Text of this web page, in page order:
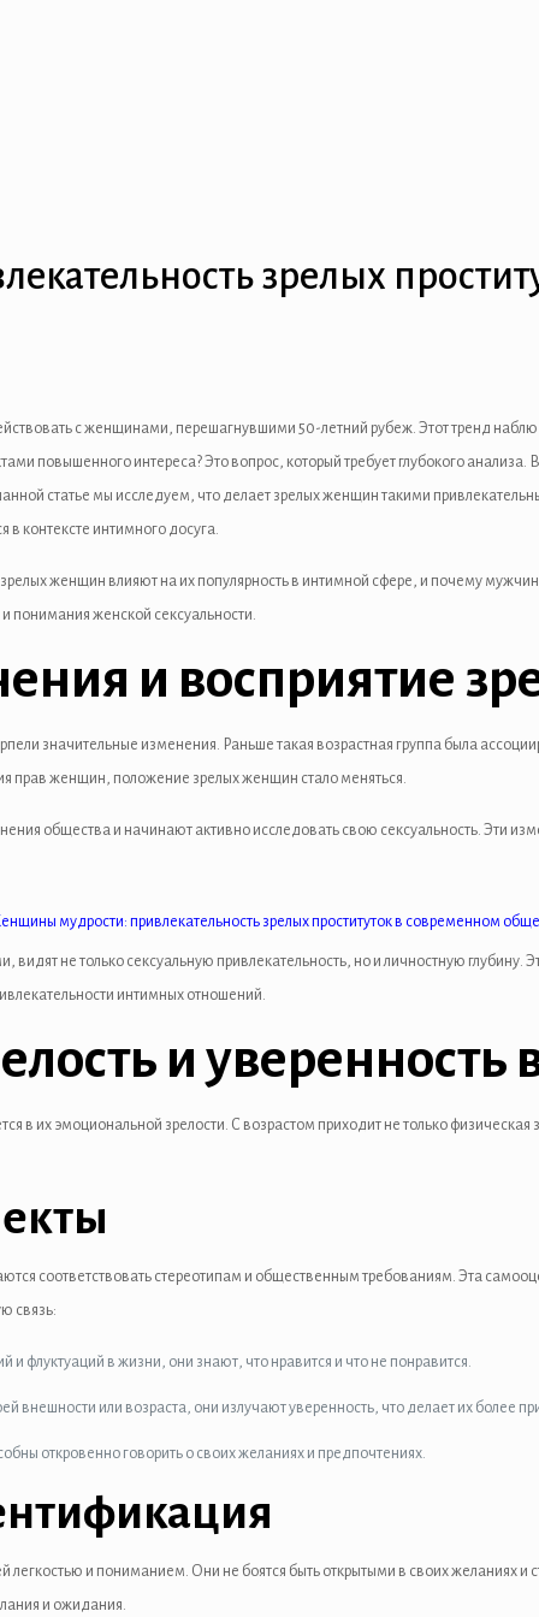
зрелых
с женщинами, перешагнувшими 50-летний рубеж. Этот тренд
повышенного интереса? Это вопрос, который требует глубокого
статье мы исследуем, что делает зрелых женщин такими
в контексте интимного досуга.
женщин влияют на их популярность в интимной сфере, и почему
понимания женской сексуальности.
и восприятие
значительные изменения. Раньше такая возрастная группа была
прав женщин, положение зрелых женщин стало меняться.
общества и начинают активно исследовать свою сексуальность. Эти
не только сексуальную привлекательность, но и личностную
интимных отношений.
и уверенность
в их эмоциональной зрелости. С возрастом приходит не только
соответствовать стереотипам и общественным требованиям. Эта
связь:
в жизни, они знают, что нравится и что не понравится.
внешности или возраста, они излучают уверенность, что делает их более
откровенно говорить о своих желаниях и предпочтениях.
легкостью и пониманием. Они не боятся быть открытыми в своих желаниях и
и ожидания.